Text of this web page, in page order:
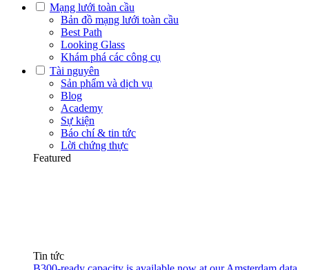
Mạng lưới toàn cầu
Bản đồ mạng lưới toàn cầu
Best Path
Looking Glass
Khám phá các công cụ
Tài nguyên
Sản phẩm và dịch vụ
Blog
Academy
Sự kiện
Báo chí & tin tức
Lời chứng thực
Featured
Tin tức